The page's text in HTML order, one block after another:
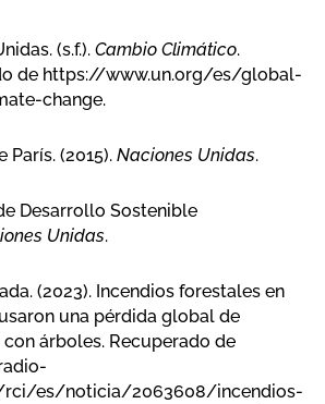
(s.f.). Cambio Climático.
de https://www.un.org/es/global-
change.
París. (2015). Naciones Unidas.
Desarrollo Sostenible
Unidas.
(2023). Incendios forestales en
una pérdida global de
árboles. Recuperado de
rci/es/noticia/2063608/incendios-